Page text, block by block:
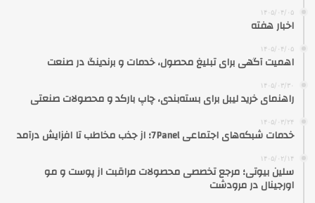
۱۴۰۵/۰۴/۰۵
اخبار هفته
۱۴۰۵/۰۴/۰۵
اهمیت آگهی برای تبلیغ محصول، خدمات و برندینگ در صنعت
۱۴۰۵/۰۳/۳۰
راهنمای خرید لیبل برای بسته‌بندی، چاپ بارکد و محصولات صنعتی
۱۴۰۵/۰۳/۲۴
خدمات شبکه‌های اجتماعی 7Panel؛ از جذب مخاطب تا افزایش درآمد
۱۴۰۵/۰۲/۱۴
سلین بیوتی؛ مرجع تخصصی محصولات مراقبت از پوست و مو
اورجینال در مرودشت